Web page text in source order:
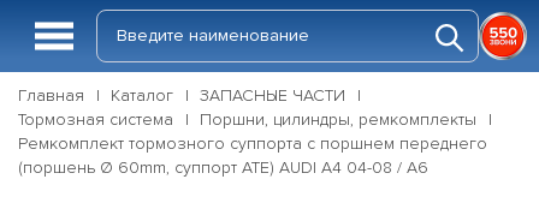
Главная Каталог
ЗАПАСНЫЕ ЧАСТИ
Тормозная система
Поршни, цилиндры, ремкомплекты
Ремкомплект тормозного суппорта с поршнем переднего
(поршень Ø 60mm, суппорт ATE) AUDI A4 04-08 / A6